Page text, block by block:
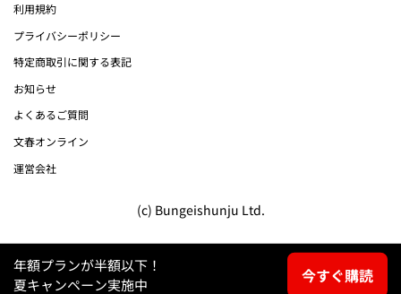
利用規約
プライバシーポリシー
特定商取引に関する表記
お知らせ
よくあるご質問
文春オンライン
運営会社
(c) Bungeishunju Ltd.
年額プランが半額以下！
夏キャンペーン実施中
今すぐ購読